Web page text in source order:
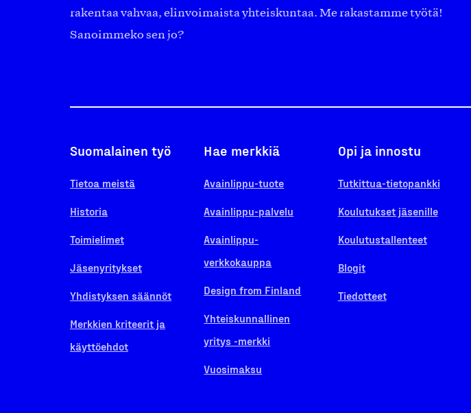
rakentaa vahvaa, elinvoimaista yhteiskuntaa. Me rakastamme työtä!
Sanoimmeko sen jo?
Suomalainen työ
Tietoa meistä
Historia
Toimielimet
Jäsenyritykset
Yhdistyksen säännöt
Merkkien kriteerit ja
käyttöehdot
Hae merkkiä
Avainlippu-tuote
Avainlippu-palvelu
Avainlippu-
verkkokauppa
Design from Finland
Yhteiskunnallinen
yritys -merkki
Vuosimaksu
Opi ja innostu
Tutkittua-tietopankki
Koulutukset jäsenille
Koulutustallenteet
Blogit
Tiedotteet